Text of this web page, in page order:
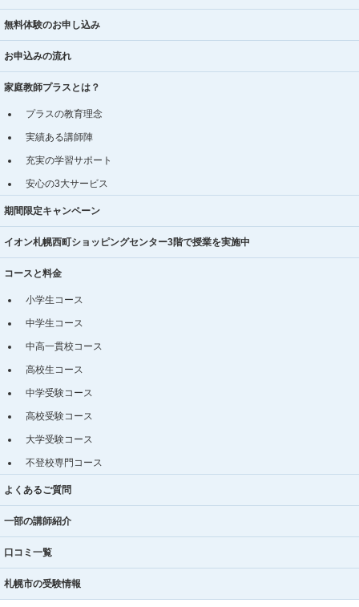
無料体験のお申し込み
お申込みの流れ
家庭教師プラスとは？
プラスの教育理念
実績ある講師陣
充実の学習サポート
安心の3大サービス
期間限定キャンペーン
イオン札幌西町ショッピングセンター3階で授業を実施中
コースと料金
小学生コース
中学生コース
中高一貫校コース
高校生コース
中学受験コース
高校受験コース
大学受験コース
不登校専門コース
よくあるご質問
一部の講師紹介
口コミ一覧
札幌市の受験情報